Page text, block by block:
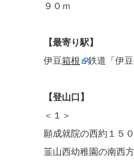
９０ｍ
【最寄り駅】
伊豆箱根 鉄道「伊
【登山口】
＜１＞
願成就院の西約１５０
韮山西幼稚園の南西